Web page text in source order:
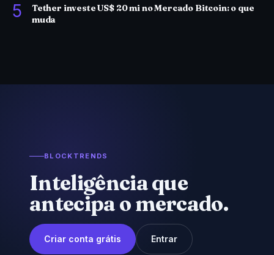
5
Tether investe US$ 20 mi no Mercado Bitcoin: o que
muda
BLOCKTRENDS
Inteligência que
antecipa o mercado.
Criar conta grátis Entrar